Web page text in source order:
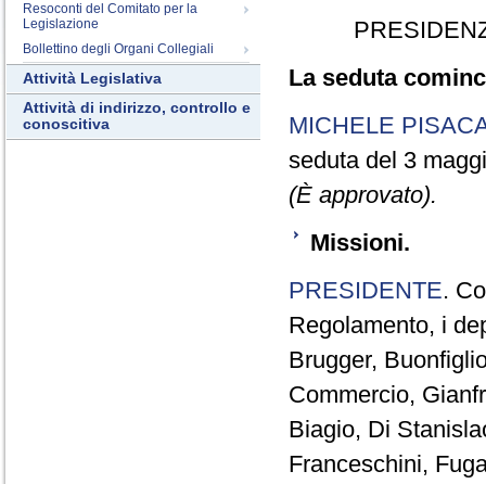
Resoconti del Comitato per la
Legislazione
Bollettino degli Organi Collegiali
Attività Legislativa
Attività di indirizzo, controllo e
conoscitiva
La seduta
MICHELE
seduta del 3
(È approvato).
Missioni.
PRESIDENTE.
Regolamento, i
Brugger,
Commercio,
Biagio, Di
Franceschini,